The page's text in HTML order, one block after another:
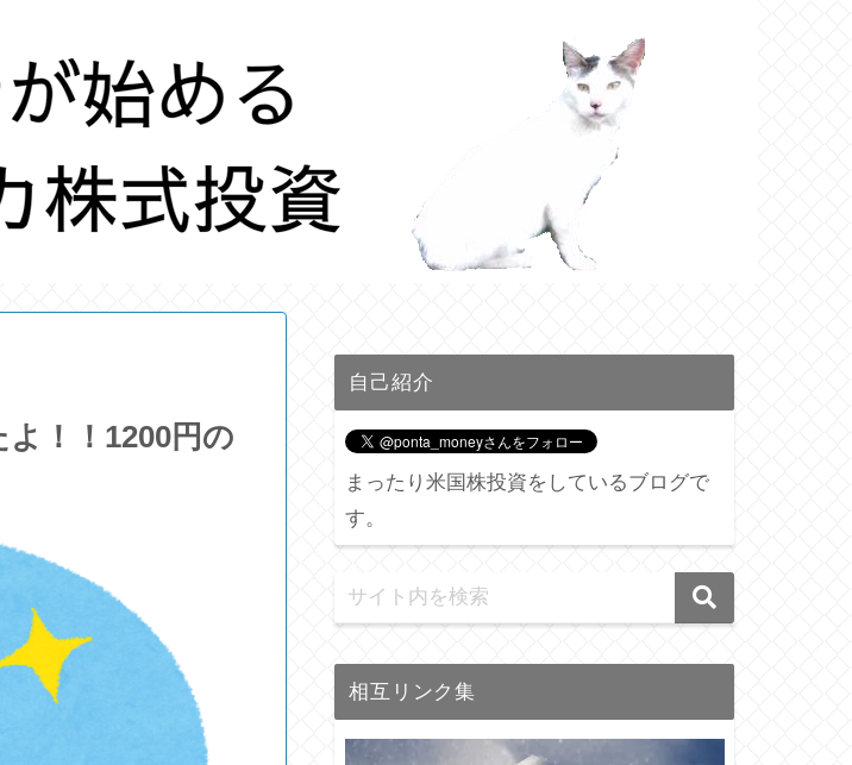
よ！！1200円の
自己紹介
まったり米国株投資をしているブログで
す。
相互リンク集